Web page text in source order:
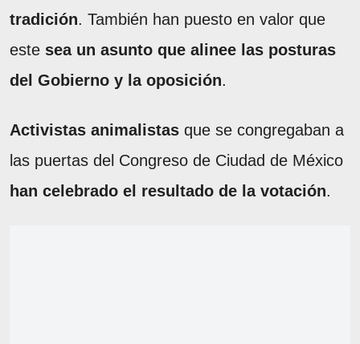
tradición. También han puesto en valor que
este sea un asunto que alinee las posturas
del Gobierno y la oposición.
Activistas animalistas que se congregaban a
las puertas del Congreso de Ciudad de México
han celebrado el resultado de la votación.